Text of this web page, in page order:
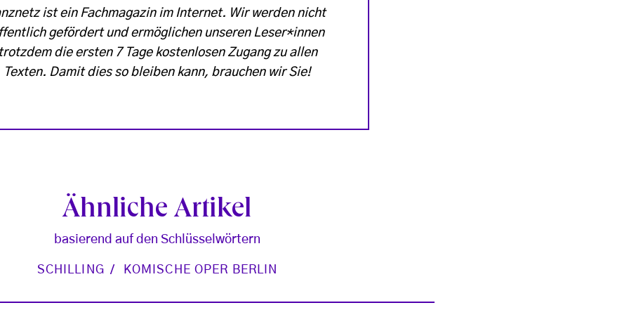
ist ein Fachmagazin im Internet. Wir werden nicht
gefördert und ermöglichen unseren Leser*innen
die ersten 7 Tage kostenlosen Zugang zu allen
Texten. Damit dies so bleiben kann, brauchen wir Sie!
Ähnliche Artikel
basierend auf den Schlüsselwörtern
SCHILLING KOMISCHE OPER BERLIN